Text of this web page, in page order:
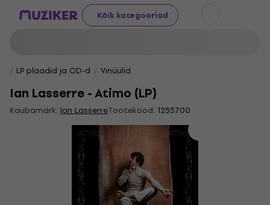
Kõik kategooriad
LP plaadid ja CD-d Vinüülid
Ian Lasserre - Atimo (LP)
Kaubamärk: Ian LasserreTootekood: 1255700